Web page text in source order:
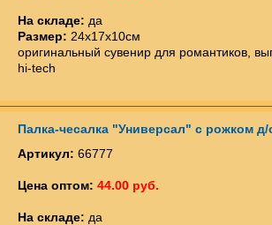
На складе: да
Размер: 24х17х10см
оригинальный сувенир для романтиков,
hi-tech
Палка-чесалка "Универсал" с рожком
Артикул: 66777
Цена оптом: 44.00 руб.
На складе: да